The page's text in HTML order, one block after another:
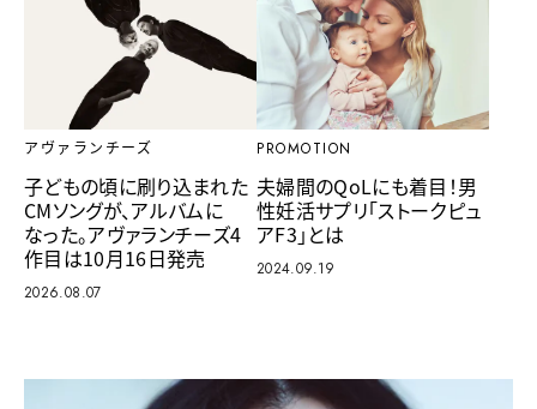
アヴァランチーズ
子どもの頃に刷り込まれた
CMソングが、アルバムに
なった。アヴァランチーズ4
作目は10月16日発売
2026.08.07
PROMOTION
夫婦間のQoLにも着目！男
性妊活サプリ「ストークピュ
アF3」とは
2024.09.19